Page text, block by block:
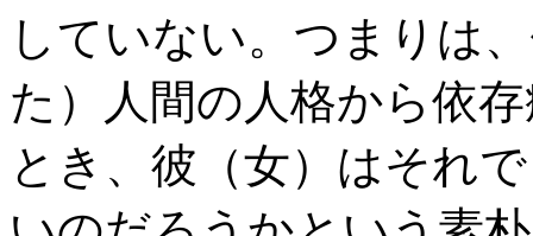
していない。つまりは
た）人間の人格から依
とき、彼（女）はそれ